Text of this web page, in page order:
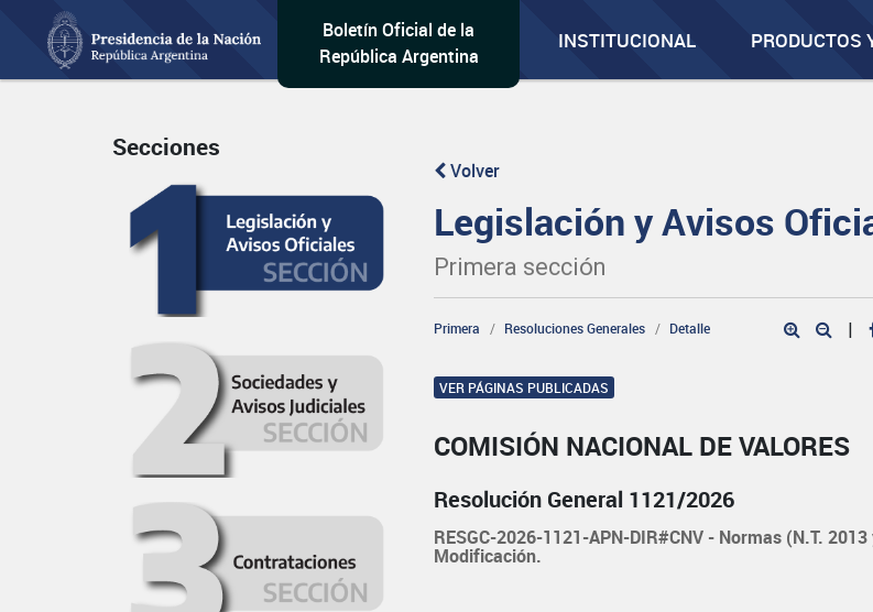
Boletín Oficial de la
República Argentina
INSTITUCIONAL PRODUCTOS
Secciones
Volver
Legislación y Avisos
Primera sección
Primera Resoluciones Generales Detalle |
VER PÁGINAS PUBLICADAS
COMISIÓN NACIONAL DE VALORES
Resolución General 1121/2026
RESGC-2026-1121-APN-DIR#CNV - Normas (N.T.
Modificación.